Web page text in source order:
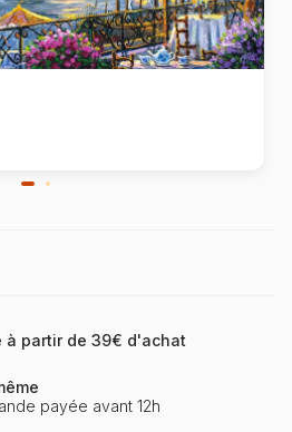
à partir de 39€ d'achat
payée avant 12h